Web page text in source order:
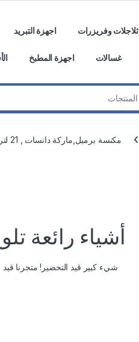
ثلاجلات وفريزرات اجهزة التبريد
غسالات اجهزة المطبخ
مكنسة برميل,ماركة دانسات , 21 لتر – 1800 وات ,DNVC3800B
أشياء رائعة
شيء كبير قيد التحضير! متجرنا